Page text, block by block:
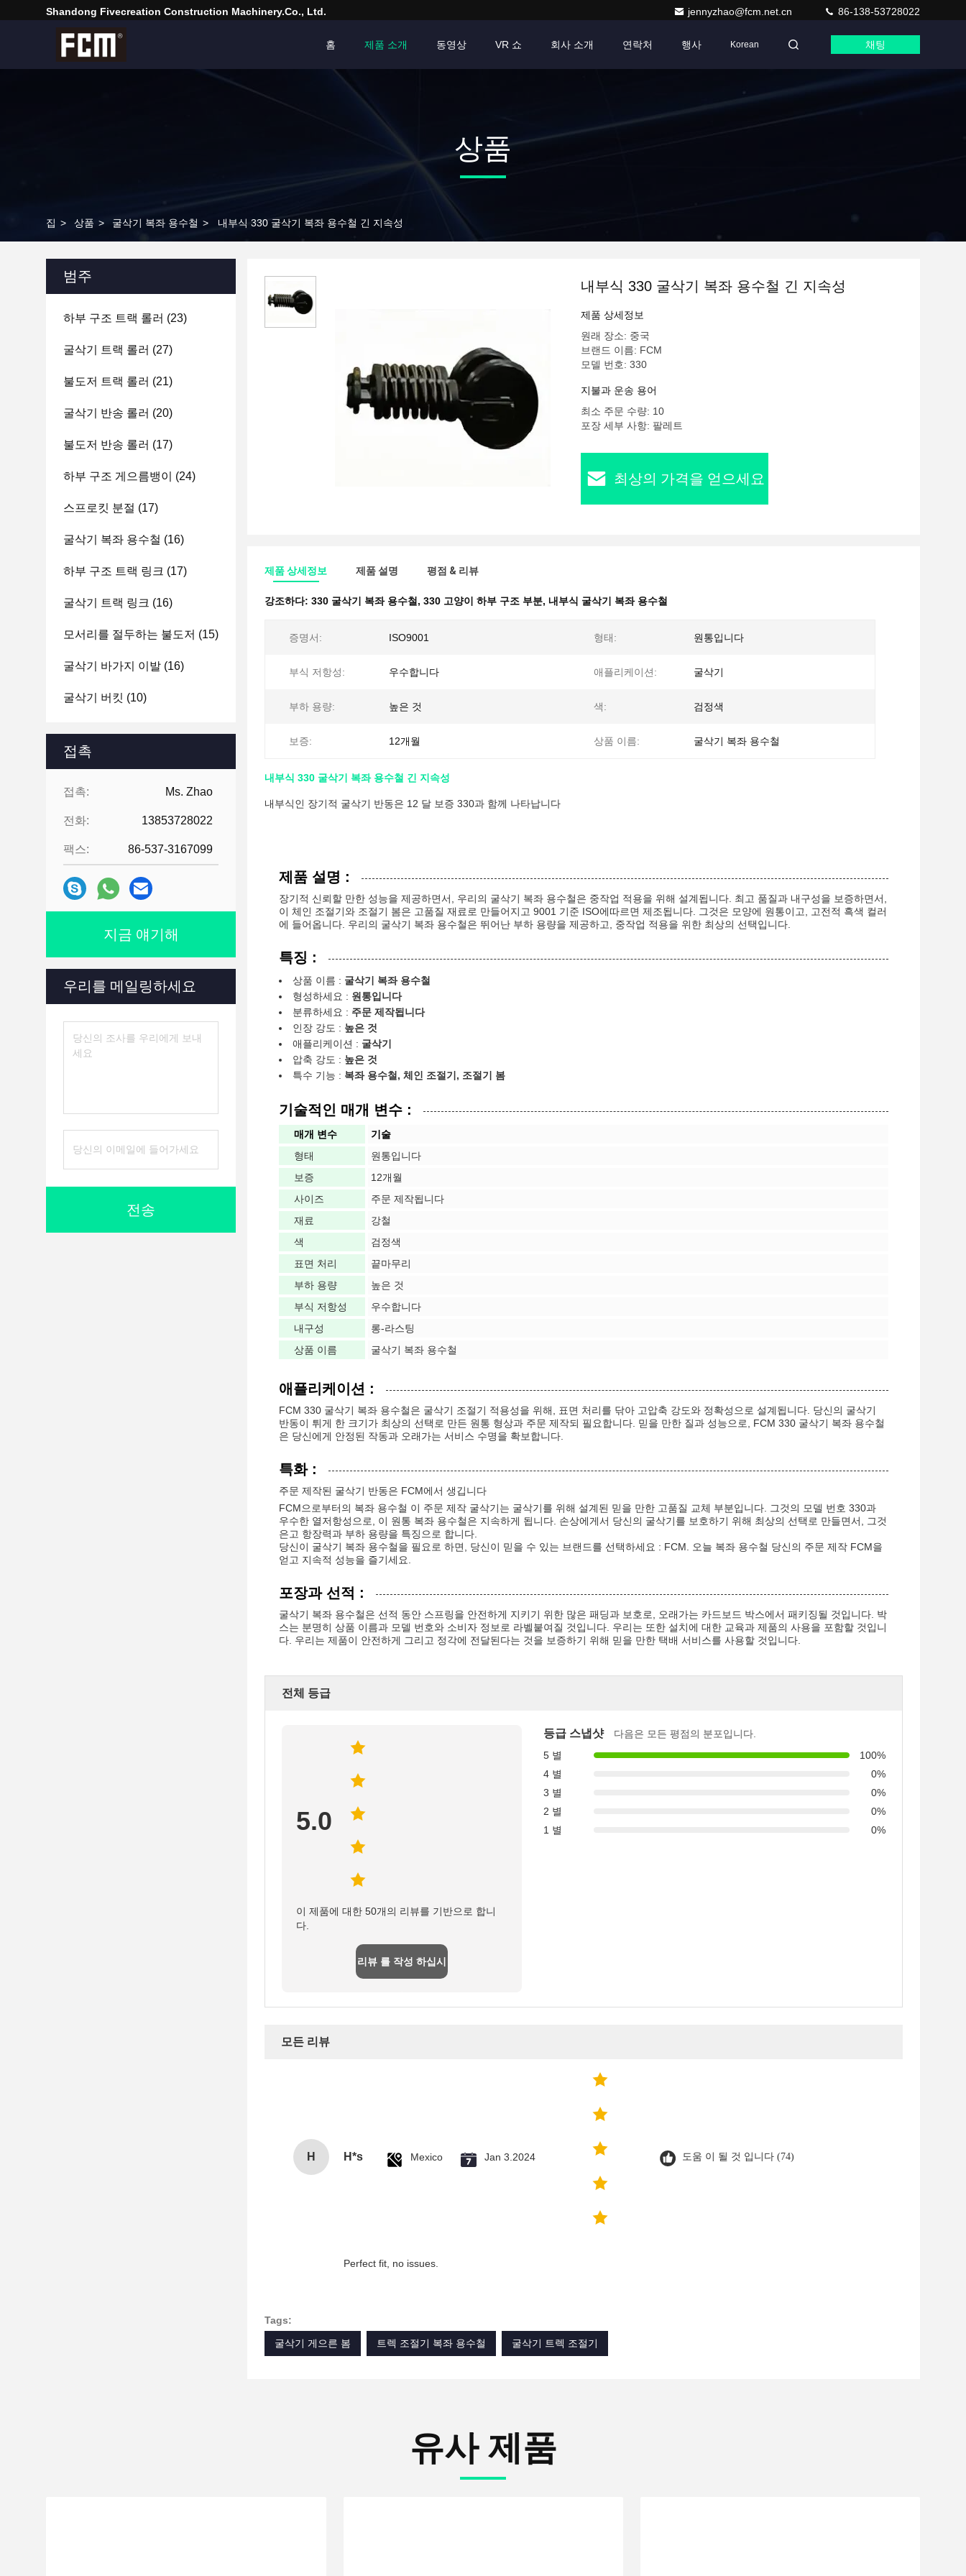
Shandong Fivecreation Construction Machinery.Co., Ltd. jennyzhao@fcm.net.cn 86-138-53728022
홈 제품 소개 동영상 VR 쇼 회사 소개 연락처 행사 Korean 채팅
상품
집 > 상품 > 굴삭기 복좌 용수철 > 내부식 330 굴삭기 복좌 용수철 긴 지속성
범주
하부 구조 트랙 롤러 (23)
굴삭기 트랙 롤러 (27)
불도저 트랙 롤러 (21)
굴삭기 반송 롤러 (20)
불도저 반송 롤러 (17)
하부 구조 게으름뱅이 (24)
스프로킷 분절 (17)
굴삭기 복좌 용수철 (16)
하부 구조 트랙 링크 (17)
굴삭기 트랙 링크 (16)
모서리를 절두하는 불도저 (15)
굴삭기 바가지 이발 (16)
굴삭기 버킷 (10)
접촉
접촉: Ms. Zhao
전화: 13853728022
팩스: 86-537-3167099
지금 얘기해
우리를 메일링하세요
전송
내부식 330 굴삭기 복좌 용수철 긴 지속성
제품 상세정보
원래 장소: 중국
브랜드 이름: FCM
모델 번호: 330
지불과 운송 용어
최소 주문 수량: 10
포장 세부 사항: 팔레트
최상의 가격을 얻으세요
제품 상세정보 제품 설명 평점 & 리뷰
강조하다: 330 굴삭기 복좌 용수철 , 330 고양이 하부 구조 부분, 내부식 굴삭기 복좌 용수철
증명서: ISO9001 형태: 원통입니다
부식 저항성: 우수합니다 애플리케이션: 굴삭기
부하 용량: 높은 것 색: 검정색
보증: 12개월 상품 이름: 굴삭기 복좌 용수철
내부식 330 굴삭기 복좌 용수철 긴 지속성
내부식인 장기적 굴삭기 반동은 12 달 보증 330과 함께 나타납니다
제품 설명 :
장기적 신뢰할 만한 성능을 제공하면서, 우리의 굴삭기 복좌 용수철은 중작업 적용을 위해 설계됩니다. 최고 품질과 내구성을 보증하면서,
이 체인 조절기와 조절기 봄은 고품질 재료로 만들어지고 9001 기준 ISO에따르면 제조됩니다. 그것은 모양에 원통이고, 고전적 흑색 컬러
에 들어옵니다. 우리의 굴삭기 복좌 용수철은 뛰어난 부하 용량을 제공하고, 중작업 적용을 위한 최상의 선택입니다.
특징 :
상품 이름 : 굴삭기 복좌 용수철
형성하세요 : 원통입니다
분류하세요 : 주문 제작됩니다
인장 강도 : 높은 것
애플리케이션 : 굴삭기
압축 강도 : 높은 것
특수 기능 : 복좌 용수철, 체인 조절기, 조절기 봄
기술적인 매개 변수 :
매개 변수
기술
형태
원통입니다
보증
12개월
사이즈
주문 제작됩니다
재료
강철
색
검정색
표면 처리
끝마무리
부하 용량
높은 것
부식 저항성
우수합니다
내구성
롱-라스팅
상품 이름
굴삭기 복좌 용수철
애플리케이션 :
FCM 330 굴삭기 복좌 용수철은 굴삭기 조절기 적용성을 위해, 표면 처리를 닦아 고압축 강도와 정확성으로 설계됩니다. 당신의 굴삭기
반동이 튀게 한 크기가 최상의 선택로 만든 원통 형상과 주문 제작되 필요합니다. 믿을 만한 질과 성능으로, FCM 330 굴삭기 복좌 용수철
은 당신에게 안정된 작동과 오래가는 서비스 수명을 확보합니다.
특화 :
주문 제작된 굴삭기 반동은 FCM에서 생깁니다
FCM으로부터의 복좌 용수철 이 주문 제작 굴삭기는 굴삭기를 위해 설계된 믿을 만한 고품질 교체 부분입니다. 그것의 모델 번호 330과
우수한 열저항성으로, 이 원통 복좌 용수철은 지속하게 됩니다. 손상에게서 당신의 굴삭기를 보호하기 위해 최상의 선택로 만들면서, 그것
은고 항장력과 부하 용량을 특징으로 합니다.
당신이 굴삭기 복좌 용수철을 필요로 하면, 당신이 믿을 수 있는 브랜드를 선택하세요 : FCM. 오늘 복좌 용수철 당신의 주문 제작 FCM을
얻고 지속적 성능을 즐기세요.
포장과 선적 :
굴삭기 복좌 용수철은 선적 동안 스프링을 안전하게 지키기 위한 많은 패딩과 보호로, 오래가는 카드보드 박스에서 패키징될 것입니다. 박
스는 분명히 상품 이름과 모델 번호와 소비자 정보로 라벨붙여질 것입니다. 우리는 또한 설치에 대한 교육과 제품의 사용을 포함할 것입니
다. 우리는 제품이 안전하게 그리고 정각에 전달된다는 것을 보증하기 위해 믿을 만한 택배 서비스를 사용할 것입니다.
전체 등급
5.0
이 제품에 대한 50개의 리뷰를 기반으로 합니
다.
리뷰 를 작성 하십시
등급 스냅샷
다음은 모든 평점의 분포입니다.
5 별
100%
4 별
0%
3 별
0%
2 별
0%
1 별
0%
모든 리뷰
H H*s Mexico Jan 3.2024 도움 이 될 것 입니다 (74)
Perfect fit, no issues.
Tags:
굴삭기 게으른 봄
트렉 조절기 복좌 용수철 굴삭기 트렉 조절기
유사 제품